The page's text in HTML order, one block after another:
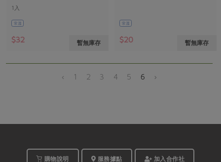
1入
常溫
$32 暫無庫存
常溫
$20 暫無庫存
‹ 1 2 3 4 5 6 ›
購物說明 服務據點 加入合作社